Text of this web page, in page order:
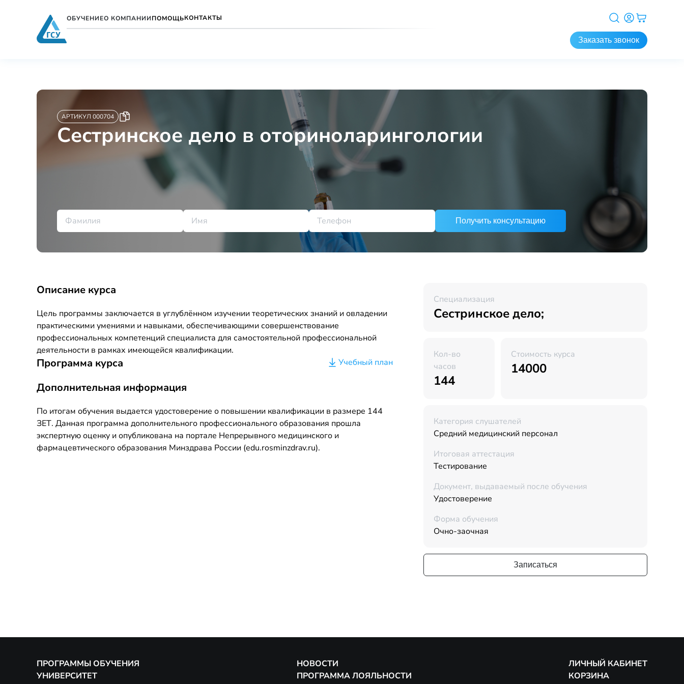
ОБУЧЕНИЕО КОМПАНИИПОМОЩЬКОНТАКТЫ
Заказать звонок
АРТИКУЛ 000704
Сестринское дело в оториноларингологии
Получить консультацию
Описание курса
Цель программы заключается в углублённом изучении теоретических знаний и овладении
практическими умениями и навыками, обеспечивающими совершенствование
профессиональных компетенций специалиста для самостоятельной профессиональной
деятельности в рамках имеющейся квалификации.
Программа курса Учебный план
Дополнительная информация
По итогам обучения выдается удостоверение о повышении квалификации в размере 144
ЗЕТ. Данная программа дополнительного профессионального образования прошла
экспертную оценку и опубликована на портале Непрерывного медицинского и
фармацевтического образования Минздрава России (edu.rosminzdrav.ru).
Специализация
Сестринское дело;
Кол-во
часов
144
Стоимость курса
14000
Категория слушателей
Средний медицинский персонал
Итоговая аттестация
Тестирование
Документ, выдаваемый после обучения
Удостоверение
Форма обучения
Очно-заочная
Записаться
ПРОГРАММЫ ОБУЧЕНИЯ
УНИВЕРСИТЕТ
НОВОСТИ
ПРОГРАММА ЛОЯЛЬНОСТИ
ЛИЧНЫЙ КАБИНЕТ
КОРЗИНА